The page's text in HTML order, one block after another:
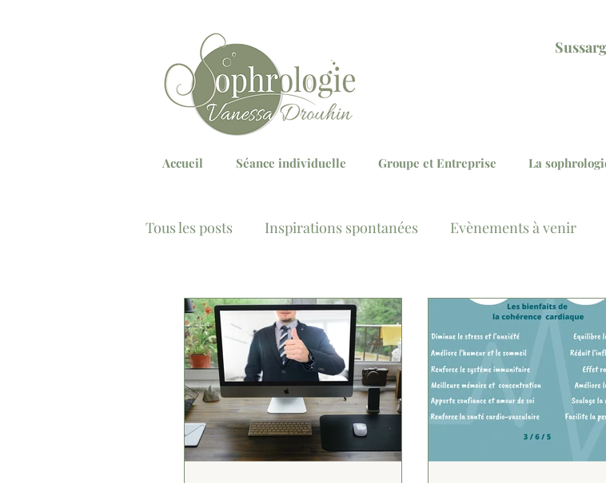
Accueil Séance individuelle Groupe et Entreprise La
Tous les posts Inspirations spontanées Evènements à venir
Troubles Comportement Alimentaire